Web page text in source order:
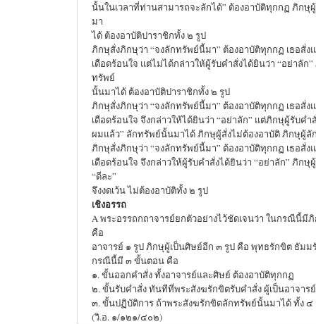
นั้นในเวลาที่ท่านสามารถจะลักได้” ต้องอาบัติทุกกฏ ภิก
มา
ได้ ต้องอาบัติปาราชิกทั้ง ๒ รูป
ภิกษุสั่งภิกษุว่า “จงลักทรัพย์นี้มา” ต้องอาบัติทุกกฏ เธอสั่ง
เดือดร้อนใจ แต่ไม่ได้กล่าวให้ผู้รับคำสั่งได้ยินว่า “อย่าลัก
ทรัพย์
นั้นมาได้ ต้องอาบัติปาราชิกทั้ง ๒ รูป
ภิกษุสั่งภิกษุว่า “จงลักทรัพย์นี้มา” ต้องอาบัติทุกกฏ เธอสั่ง
เดือดร้อนใจ จึงกล่าวให้ได้ยินว่า “อย่าลัก” แต่ภิกษุผู้รับคำ
ผมแล้ว” ลักทรัพย์นั้นมาได้ ภิกษุผู้สั่งไม่ต้องอาบัติ ภิกษุผู้ลั
ภิกษุสั่งภิกษุว่า “จงลักทรัพย์นี้มา” ต้องอาบัติทุกกฏ เธอสั่ง
เดือดร้อนใจ จึงกล่าวให้ผู้รับคำสั่งได้ยินว่า “อย่าลัก” ภิกษุ
“ดีละ”
จึงงดเว้น ไม่ต้องอาบัติทั้ง ๒ รูป
เชิงอรรถ
A พระอรรถกถาจารย์ยกตัวอย่างไว้ชัดเจนว่า ในกรณีนี้มี
คือ
อาจารย์ ๑ รูป ภิกษุผู้เป็นศิษย์อีก ๓ รูป คือ พุทธรักขิต ธัม
กรณีนี้มี ๓ ขั้นตอน คือ
๑. ขั้นออกคำสั่ง ทั้งอาจารย์และศิษย์ ต้องอาบัติทุกกฏ
๒. ขั้นรับคำสั่ง ทันทีที่พระสังฆรักขิตรับคำสั่ง ผู้เป็นอาจาร
๓. ขั้นปฏิบัติการ ถ้าพระสังฆรักขิตลักทรัพย์นั้นมาได้ ทั้ง ๔
(วิ.อ. ๑/๑๒๑/๔๐๒)